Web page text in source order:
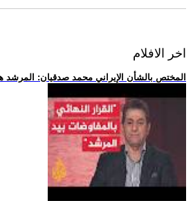
اخر الافلام
.. المختص بالشأن الإيراني محمد صدقيان: